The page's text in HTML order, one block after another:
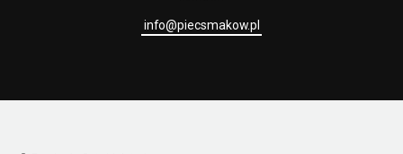
info@piecsmakow.pl